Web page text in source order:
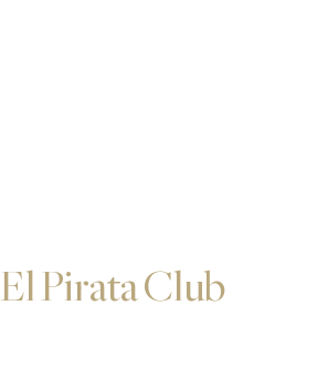
El Pirata Club